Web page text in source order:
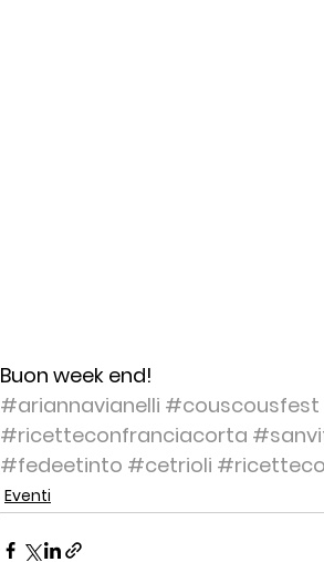
Buon week end!
#ariannavianelli #couscousfest
#ricetteconfranciacorta
#fedeetinto #cetrioli
Eventi